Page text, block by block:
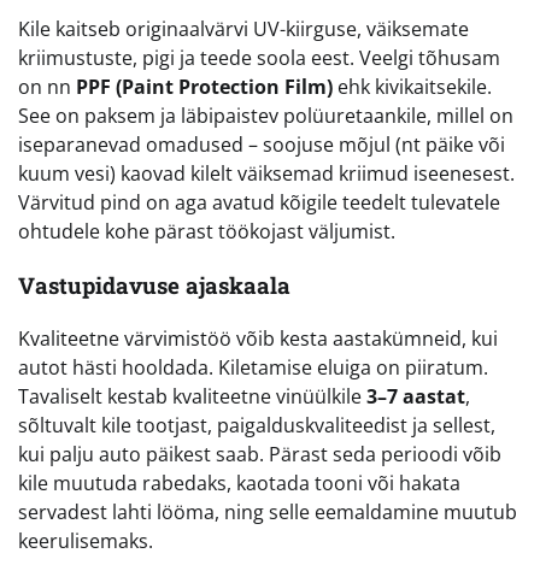
Kile kaitseb originaalvärvi UV-kiirguse, väiksemate
kriimustuste, pigi ja teede soola eest. Veelgi tõhusam
on nn PPF (Paint Protection Film) ehk kivikaitsekile.
See on paksem ja läbipaistev polüuretaankile, millel on
iseparanevad omadused – soojuse mõjul (nt päike või
kuum vesi) kaovad kilelt väiksemad kriimud iseenesest.
Värvitud pind on aga avatud kõigile teedelt tulevatele
ohtudele kohe pärast töökojast väljumist.
Vastupidavuse ajaskaala
Kvaliteetne värvimistöö võib kesta aastakümneid, kui
autot hästi hooldada. Kiletamise eluiga on piiratum.
Tavaliselt kestab kvaliteetne vinüülkile3–7 aastat,
sõltuvalt kile tootjast, paigalduskvaliteedist ja sellest,
kui palju auto päikest saab. Pärast seda perioodi võib
kile muutuda rabedaks, kaotada tooni või hakata
servadest lahti lööma, ning selle eemaldamine muutub
keerulisemaks.